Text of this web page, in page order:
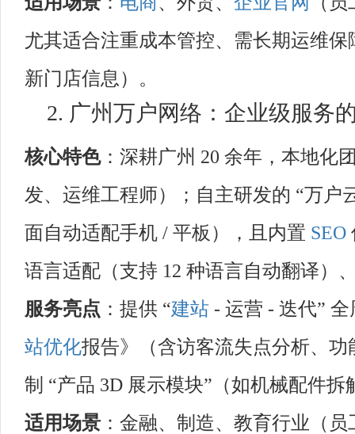
尤其适合注重成本管控、需长期运维
新门店信息）。
2. 广州万户网络：企业级服务
核心特色：深耕广州 20 余年，本地化
发、运维工程师）；自主研发的 “万户
面自动适配手机 / 平板），且内置 SEO
语言适配（支持 12 种语言自动翻译）
服务亮点 ：提供 “建站 - 运营 - 迭代”
站优化报告》（含访客流失点分析、
制 “产品 3D 展示模块”（如机械配件拆
适用场景 ：金融、制造、教育行业（